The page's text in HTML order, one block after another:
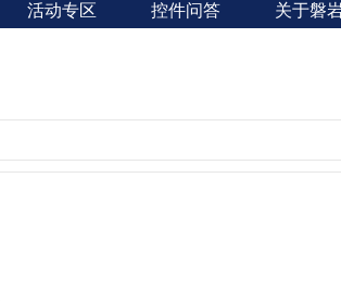
活动专区 控件问答 关于磐